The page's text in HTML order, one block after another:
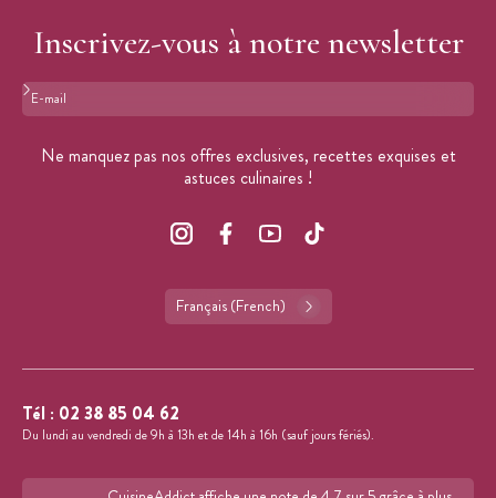
Inscrivez-vous à notre newsletter
Format : adresse@email.com
Ne manquez pas nos offres exclusives, recettes exquises et
astuces culinaires !
Français (French)
Tél : 02 38 85 04 62
Du lundi au vendredi de 9h à 13h et de 14h à 16h (sauf jours fériés).